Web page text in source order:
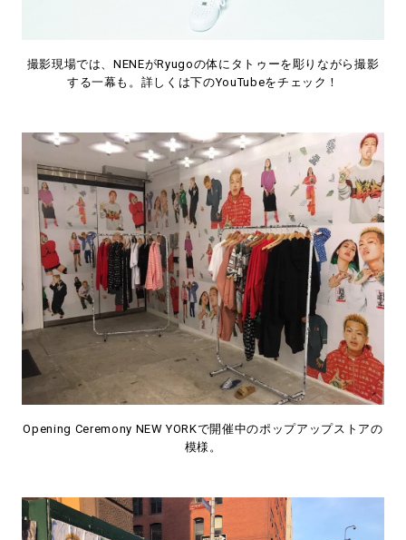
撮影現場では、NENEがRyugoの体にタトゥーを彫りながら撮影
する一幕も。詳しくは下のYouTubeをチェック！
Opening Ceremony NEW YORKで開催中のポップアップストアの
模様。